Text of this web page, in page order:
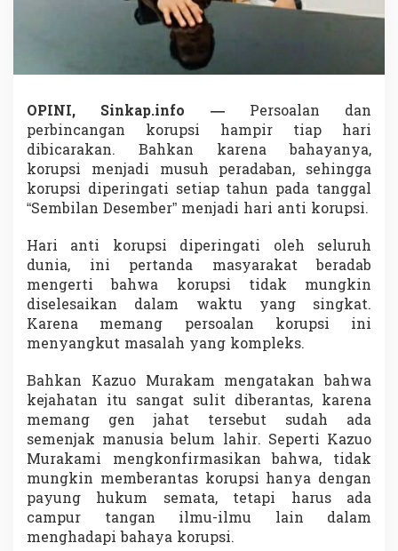
t
i
r
p
s
i
M
s
a
K
n
i
OPINI, Sinkap.info — Persoalan dan
perbincangan korupsi hampir tiap hari
dibicarakan. Bahkan karena bahayanya,
korupsi menjadi musuh peradaban, sehingga
korupsi diperingati setiap tahun pada tanggal
“Sembilan Desember” menjadi hari anti korupsi.
Hari anti korupsi diperingati oleh seluruh
dunia, ini pertanda masyarakat beradab
mengerti bahwa korupsi tidak mungkin
diselesaikan dalam waktu yang singkat.
Karena memang persoalan korupsi ini
menyangkut masalah yang kompleks.
Bahkan Kazuo Murakam mengatakan bahwa
kejahatan itu sangat sulit diberantas, karena
memang gen jahat tersebut sudah ada
semenjak manusia belum lahir. Seperti Kazuo
Murakami mengkonfirmasikan bahwa, tidak
mungkin memberantas korupsi hanya dengan
payung hukum semata, tetapi harus ada
campur tangan ilmu-ilmu lain dalam
menghadapi bahaya korupsi.